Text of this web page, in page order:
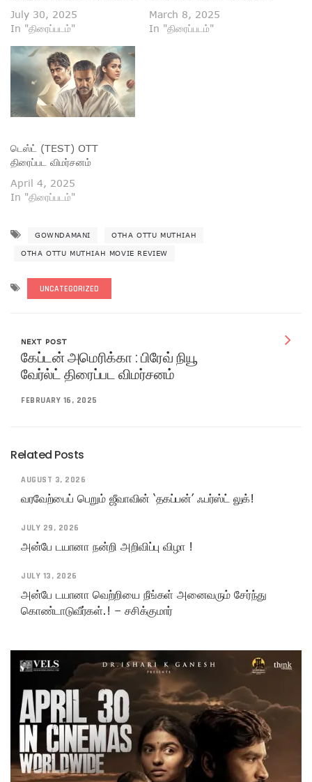
July 30, 2025
In "திரைப்படம்"
March 8, 2025
In "திரைப்படம்"
டெஸ்ட் (TEST) OTT
திரைப்பட விமர்சனம்
April 4, 2025
In "திரைப்படம்"
GOWNDAMANI OTHA OTTU MUTHIAH
OTHA OTTU MUTHIAH MOVIE REVIEW
UNCATEGORIZED
NEXT POST
கேப்டன் அமெரிக்கா : பிரேவ் நியூ
வேர்ல்ட் திரைப்பட விமர்சனம்
FEBRUARY 16, 2025
Related Posts
AUGUST 3, 2026
வரவேற்பைப் பெறும் ஜீவாவின் ‘தகப்பன்’ ஃபர்ஸ்ட் லுக்!
JULY 29, 2026
அன்பே டயானா நன்றி அறிவிப்பு விழா !
JULY 13, 2026
அன்பே டயானா வெற்றியை நீங்கள் அனைவரும் சேர்ந்து
கொண்டாடுவீர்கள்.! – சசிக்குமார்